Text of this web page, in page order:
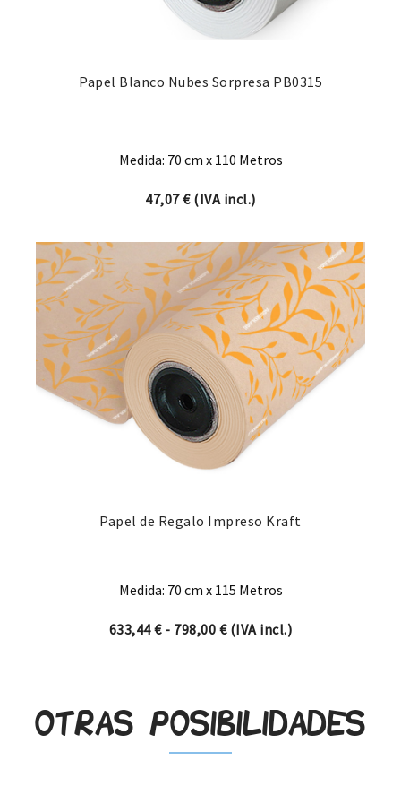
Papel Blanco Nubes Sorpresa PB0315
Medida: 70 cm x 110 Metros
47,07€(IVA incl.)
Papel de Regalo Impreso Kraft
Medida: 70 cm x 115 Metros
633,44€ - 798,00 €Rango de precios: desde
(IVA incl.)
Otras posibilidades